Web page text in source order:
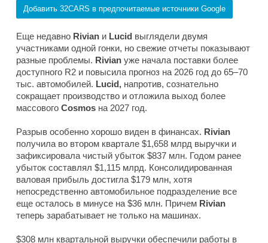
Добавить 32CARS в предпочитаемые источники Google
Еще недавно Rivian и Lucid выглядели двумя
участниками одной гонки, но свежие отчеты показывают
разные проблемы. Rivian уже начала поставки более
доступного R2 и повысила прогноз на 2026 год до 65–70
тыс. автомобилей. Lucid, напротив, сознательно
сокращает производство и отложила выход более
массового Cosmos на 2027 год.
Разрыв особенно хорошо виден в финансах. Rivian
получила во втором квартале $1,658 млрд выручки и
зафиксировала чистый убыток $837 млн. Годом ранее
убыток составлял $1,115 млрд. Консолидированная
валовая прибыль достигла $179 млн, хотя
непосредственно автомобильное подразделение все
еще осталось в минусе на $36 млн. Причем Rivian
теперь зарабатывает не только на машинах.
$308 млн квартальной выручки обеспечили работы в